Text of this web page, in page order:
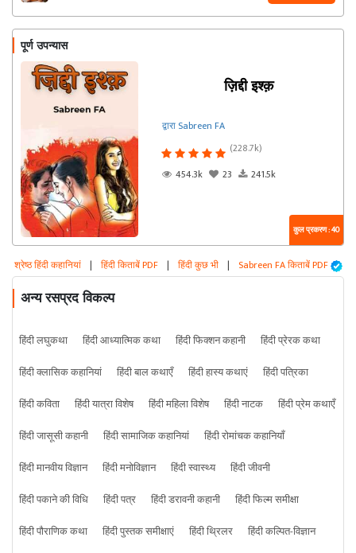
पूर्ण उपन्यास
ज़िद्दी इश्क़
द्वारा Sabreen FA
(228.7k)
454.3k
23 241.5k
कुल प्रकरण : 40
श्रेष्ठ हिंदी कहानियां | हिंदी किताबें PDF | हिंदी कुछ भी | Sabreen FA किताबें PDF
अन्य रसप्रद विकल्प
हिंदी लघुकथा हिंदी आध्यात्मिक कथा हिंदी फिक्शन कहानी
हिंदी प्रेरक कथा
हिंदी क्लासिक कहानियां
हिंदी बाल कथाएँ हिंदी हास्य कथाएं
हिंदी पत्रिका
हिंदी कविता
हिंदी यात्रा विशेष हिंदी महिला विशेष हिंदी नाटक
हिंदी प्रेम कथाएँ
हिंदी जासूसी कहानी
हिंदी सामाजिक कहानियां
हिंदी रोमांचक कहानियाँ
हिंदी मानवीय विज्ञान
हिंदी मनोविज्ञान हिंदी स्वास्थ्य
हिंदी जीवनी
हिंदी पकाने की विधि
हिंदी पत्र हिंदी डरावनी कहानी
हिंदी फिल्म समीक्षा
हिंदी पौराणिक कथा
हिंदी पुस्तक समीक्षाएं हिंदी थ्रिलर हिंदी कल्पित-विज्ञान